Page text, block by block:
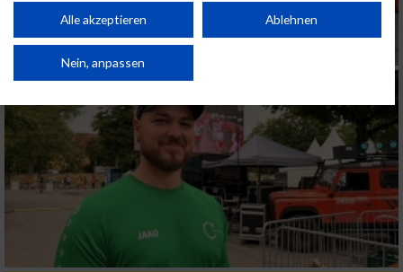
Performance von Inhalten. Analyse von Zielgruppen durch Statistiken oder
Kombinationen von Daten aus verschiedenen Quellen. Entwicklung und
von Inhalten.
Daten können außerhalb der Europäischen Union weitergegeben und in die
Website/App.
Partnerliste anzeigen (1 IAB-Anbieter)
Wir nutzen Ihre Daten für folgende Zwecke:
IAB-Verarbeitungszwecke:
Speichern von oder Zugriff auf Informationen
auf einem Endgerät
Alle akzeptieren Ablehnen
Nein, anpassen